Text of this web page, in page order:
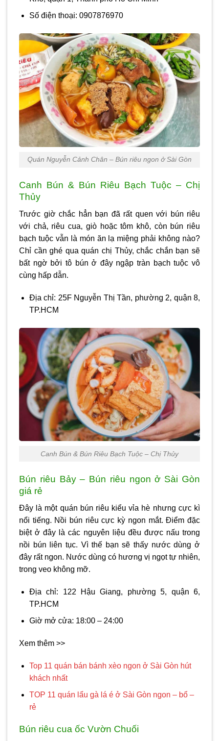
Số điện thoại: 0907876970
Quán Nguyễn Cảnh Chân – Bún riêu ngon ở Sài Gòn
Canh Bún & Bún Riêu Bạch Tuộc – Chị
Thủy
Trước giờ chắc hẳn bạn đã rất quen với bún riêu
với chả, riêu cua, giò hoặc tôm khô, còn bún riêu
bạch tuộc vẫn là món ăn lạ miệng phải không nào?
Chỉ cần ghé qua quán chị Thủy, chắc chắn bạn sẽ
bất ngờ bởi tô bún ở đây ngập tràn bạch tuộc vô
cùng hấp dẫn.
Địa chỉ: 25F Nguyễn Thị Tần, phường 2, quận 8,
TP.HCM
Canh Bún & Bún Riêu Bạch Tuộc – Chị Thủy
Bún riêu Bảy – Bún riêu ngon ở Sài Gòn
giá rẻ
Đây là một quán bún riêu kiểu vỉa hè nhưng cực kì
nổi tiếng. Nồi bún riêu cực kỳ ngon mắt. Điểm đặc
biệt ở đây là các nguyên liệu đều được nấu trong
nồi bún liên tục. Vì thế bạn sẽ thấy nước dùng ở
đây rất ngon. Nước dùng có hương vị ngọt tự nhiên,
trong veo không mỡ.
Địa chỉ: 122 Hậu Giang, phường 5, quận 6,
TP.HCM
Giờ mở cửa: 18:00 – 24:00
Xem thêm >>
Top 11 quán bán bánh xèo ngon ở Sài Gòn hút
khách nhất
TOP 11 quán lẩu gà lá é ở Sài Gòn ngon – bổ –
rẻ
Bún riêu cua ốc Vườn Chuối